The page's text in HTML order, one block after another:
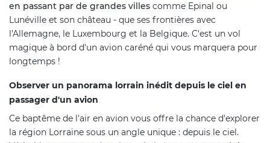
en passant par de grandes villes comme Epinal ou
Lunéville et son château - que ses frontières avec
l'Allemagne, le Luxembourg et la Belgique. C'est un vol
magique à bord d'un avion caréné qui vous marquera pour
longtemps !
Observer un panorama lorrain inédit depuis le ciel en
passager d'un avion
Ce baptême de l'air en avion vous offre la chance d'explorer
la région Lorraine sous un angle unique : depuis le ciel.